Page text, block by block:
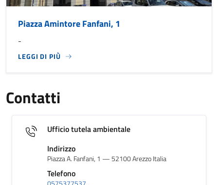
Piazza Amintore Fanfani, 1
-
LEGGI DI PIÙ
Contatti
Ufficio tutela ambientale
Indirizzo
Piazza A. Fanfani, 1 — 52100 Arezzo Italia
Telefono